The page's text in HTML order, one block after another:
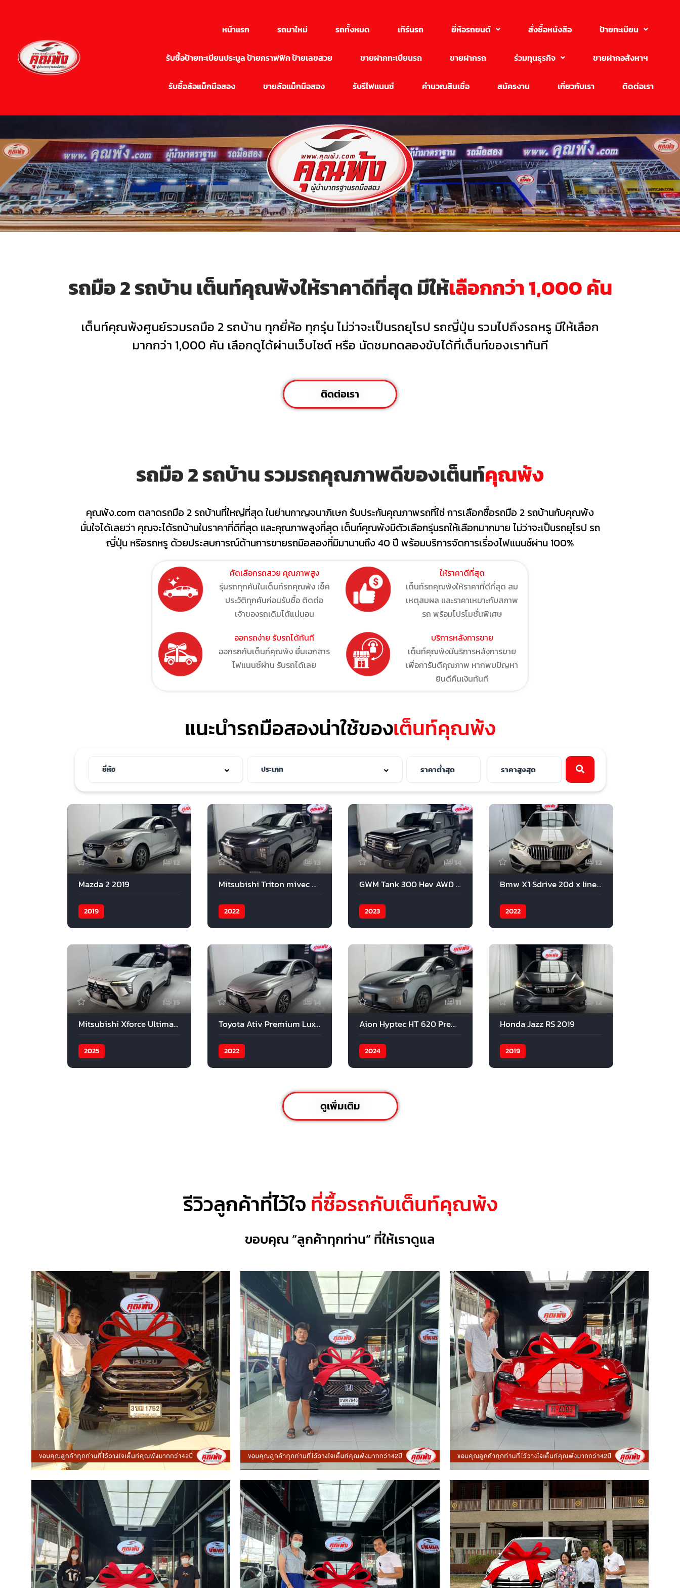
หน้าแรก รถมาใหม่ รถทั้งหมด เทิร์นรถ ยี่ห้อรถยนต์ สั่งซื้อหนังสือ ป้ายทะเบียน
รับซื้อป้ายทะเบียนประมูล ป้ายกราฟฟิก ป้ายเลขสวย ขายฝากทะเบียนรถ ขายฝากรถ ร่วมทุนธุรกิจ ขายฝากอสังหาฯ
รับซื้อล้อแม็กมือสอง ขายล้อแม็กมือสอง รับรีไฟแนนซ์ คำนวณสินเชื่อ สมัครงาน เกี่ยวกับเรา ติดต่อเรา
รถมือ 2 รถบ้าน เต็นท์คุณพ้งให้ราคาดีที่สุด มีให้เลือกกว่า 1,000 คัน
เต็นท์คุณพ้งศูนย์รวมรถมือ 2 รถบ้าน ทุกยี่ห้อ ทุกรุ่น ไม่ว่าจะเป็นรถยุโรป รถญี่ปุ่น รวมไปถึงรถหรู มีให้เลือก
มากกว่า 1,000 คัน เลือกดูได้ผ่านเว็บไซต์ หรือ นัดชมทดลองขับได้ที่เต็นท์ของเราทันที
ติดต่อเรา
รถมือ 2 รถบ้าน รวมรถคุณภาพดีของเต็นท์คุณพ้ง
คุณพ้ง.com ตลาดรถมือ 2 รถบ้านที่ใหญ่ที่สุด ในย่านกาญจนาภิเษก รับประกันคุณภาพรถที่ใช่ การเลือกซื้อรถมือ 2 รถบ้านกับคุณพ้ง
มั่นใจได้เลยว่า คุณจะได้รถบ้านในราคาที่ดีที่สุด และคุณภาพสูงที่สุด เต็นท์คุณพ้งมีตัวเลือกรุ่นรถให้เลือกมากมาย ไม่ว่าจะเป็นรถยุโรป รถ
ญี่ปุ่น หรือรถหรู ด้วยประสบการณ์ด้านการขายรถมือสองที่มีมานานถึง 40 ปี พร้อมบริการจัดการเรื่องไฟแนนซ์ผ่าน 100%
คัดเลือกรถสวย คุณภาพสูง
รุ่นรถทุกคันในเต็นท์รถคุณพ้ง เช็ค
ประวัติทุกคันก่อนรับซื้อ ติดต่อ
เจ้าของรถเดิมได้แน่นอน
ให้ราคาดีที่สุด
เต็นท์รถคุณพ้งให้ราคาที่ดีที่สุด สม
เหตุสมผล และราคาเหมาะกับสภาพ
รถ พร้อมโปรโมชั่นพิเศษ
ออกรถง่าย รับรถได้ทันที
ออกรถกับเต็นท์คุณพ้ง ยื่นเอกสาร
ไฟแนนซ์ผ่าน รับรถได้เลย
บริการหลังการขาย
เต็นท์คุณพ้งมีบริการหลังการขาย
เพื่อการันตีคุณภาพ หากพบปัญหา
ยินดีคืนเงินทันที
แนะนำรถมือสองน่าใช้ของเต็นท์คุณพ้ง
12
Mazda 2 2019
2019
13
Mitsubishi Triton mivec 2.5 AT 2022
2022
14
GWM Tank 300 Hev AWD 2023
2023
12
Bmw X1 Sdrive 20d x line 2022
2022
15
Mitsubishi Xforce Ultimate X 2025
2025
14
Toyota Ativ Premium Luxury 2022
2022
11
Aion Hyptec HT 620 Premium 2024
2024
12
Honda Jazz RS 2019
2019
ดูเพิ่มเติม
รีวิวลูกค้าที่ไว้ใจ ที่ซื้อรถกับเต็นท์คุณพ้ง
ขอบคุณ “ลูกค้าทุกท่าน” ที่ให้เราดูแล